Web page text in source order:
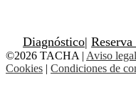
Diagnóstico|
©2026 TACHA | Aviso legal
Cookies | Condiciones de